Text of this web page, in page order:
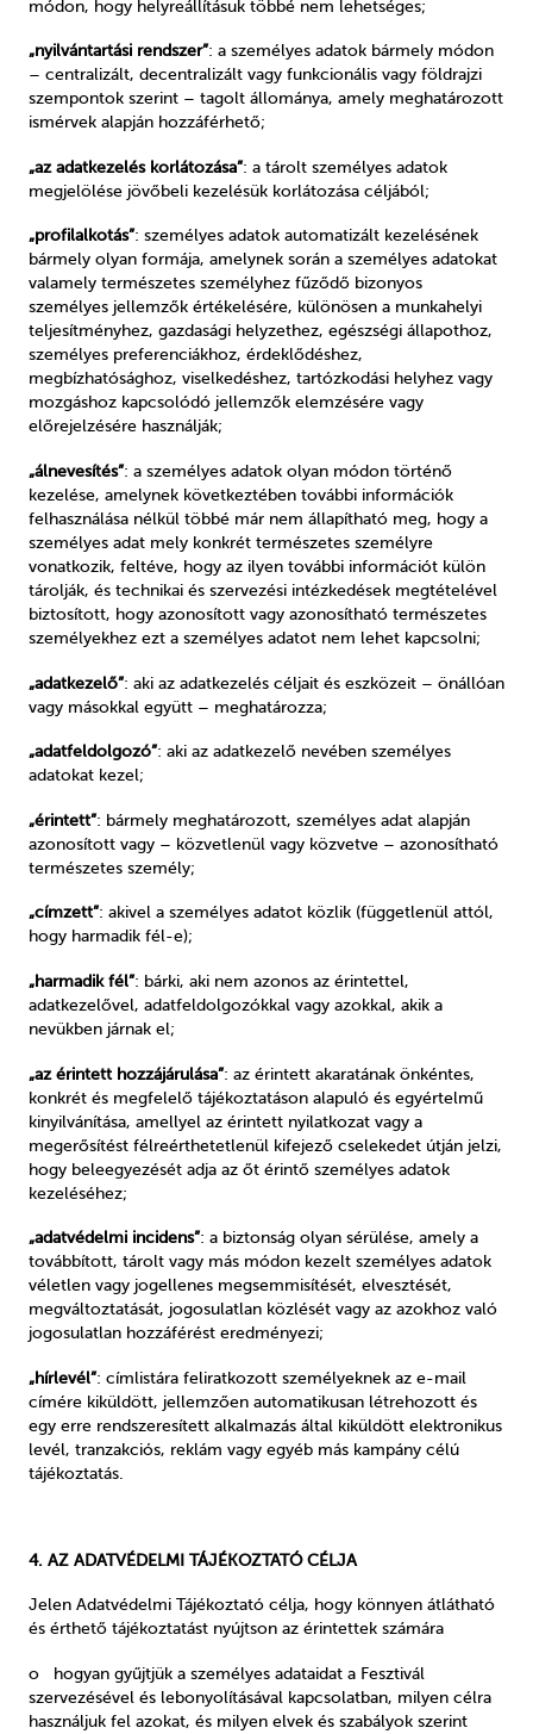
módon, hogy helyreállításuk többé nem lehetséges;
„nyilvántartási rendszer”: a személyes adatok bármely módon
– centralizált, decentralizált vagy funkcionális vagy földrajzi
szempontok szerint – tagolt állománya, amely meghatározott
ismérvek alapján hozzáférhető;
„az adatkezelés korlátozása”: a tárolt személyes adatok
megjelölése jövőbeli kezelésük korlátozása céljából;
„profilalkotás”: személyes adatok automatizált kezelésének
bármely olyan formája, amelynek során a személyes adatokat
valamely természetes személyhez fűződő bizonyos
személyes jellemzők értékelésére, különösen a munkahelyi
teljesítményhez, gazdasági helyzethez, egészségi állapothoz,
személyes preferenciákhoz, érdeklődéshez,
megbízhatósághoz, viselkedéshez, tartózkodási helyhez vagy
mozgáshoz kapcsolódó jellemzők elemzésére vagy
előrejelzésére használják;
„álnevesítés”: a személyes adatok olyan módon történő
kezelése, amelynek következtében további információk
felhasználása nélkül többé már nem állapítható meg, hogy a
személyes adat mely konkrét természetes személyre
vonatkozik, feltéve, hogy az ilyen további információt külön
tárolják, és technikai és szervezési intézkedések megtételével
biztosított, hogy azonosított vagy azonosítható természetes
személyekhez ezt a személyes adatot nem lehet kapcsolni;
„adatkezelő”: aki az adatkezelés céljait és eszközeit – önállóan
vagy másokkal együtt – meghatározza;
„adatfeldolgozó”: aki az adatkezelő nevében személyes
adatokat kezel;
„érintett”: bármely meghatározott, személyes adat alapján
azonosított vagy – közvetlenül vagy közvetve – azonosítható
természetes személy;
„címzett”: akivel a személyes adatot közlik (függetlenül attól,
hogy harmadik fél-e);
„harmadik fél”: bárki, aki nem azonos az érintettel,
adatkezelővel, adatfeldolgozókkal vagy azokkal, akik a
nevükben járnak el;
„az érintett hozzájárulása”: az érintett akaratának önkéntes,
konkrét és megfelelő tájékoztatáson alapuló és egyértelmű
kinyilvánítása, amellyel az érintett nyilatkozat vagy a
megerősítést félreérthetetlenül kifejező cselekedet útján jelzi,
hogy beleegyezését adja az őt érintő személyes adatok
kezeléséhez;
„adatvédelmi incidens”: a biztonság olyan sérülése, amely a
továbbított, tárolt vagy más módon kezelt személyes adatok
véletlen vagy jogellenes megsemmisítését, elvesztését,
megváltoztatását, jogosulatlan közlését vagy az azokhoz való
jogosulatlan hozzáférést eredményezi;
„hírlevél”: címlistára feliratkozott személyeknek az e-mail
címére kiküldött, jellemzően automatikusan létrehozott és
egy erre rendszeresített alkalmazás által kiküldött elektronikus
levél, tranzakciós, reklám vagy egyéb más kampány célú
tájékoztatás.
4. AZ ADATVÉDELMI TÁJÉKOZTATÓ CÉLJA
Jelen Adatvédelmi Tájékoztató célja, hogy könnyen átlátható
és érthető tájékoztatást nyújtson az érintettek számára
o hogyan gyűjtjük a személyes adataidat a Fesztivál
szervezésével és lebonyolításával kapcsolatban, milyen célra
használjuk fel azokat, és milyen elvek és szabályok szerint